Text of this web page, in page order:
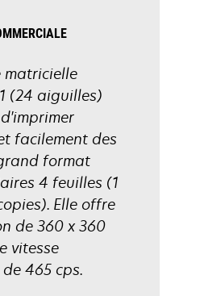
matricielle
(24 aiguilles)
facilement des
format
4 feuilles (1
Elle offre
de 360 x 360
vitesse
465 cps.